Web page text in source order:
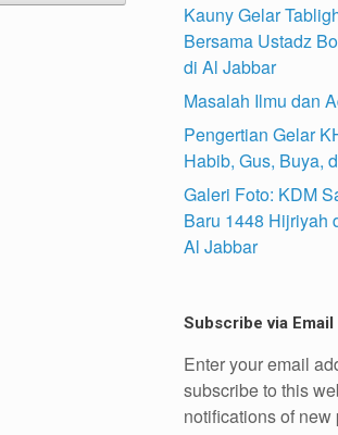
Kauny Gelar
Bersama Ustadz
di Al Jabbar
Masalah Ilmu dan
Pengertian Gelar
Habib, Gus, Buya,
Galeri Foto: KDM
Baru 1448 Hijriyah
Al Jabbar
Subscribe via Email
Enter your email
subscribe to this
notifications of new